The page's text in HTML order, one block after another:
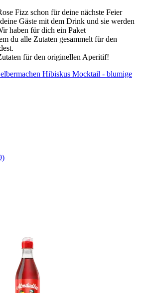
Fizz schon für deine nächste Feier
Gäste mit dem Drink und sie werden
haben für dich ein Paket
du alle Zutaten gesammelt für den
für den originellen Aperitif!
Hibiskus Mocktail - blumige